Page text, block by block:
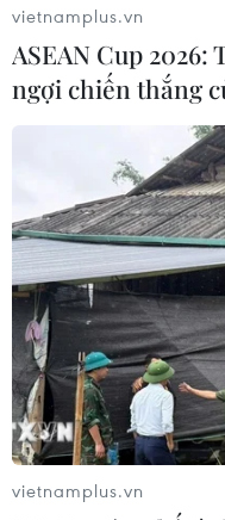
vietnamplus.vn
ASEAN Cup 2026:
ngợi chiến thắng
vietnamplus.vn